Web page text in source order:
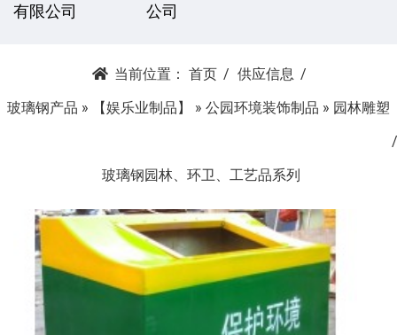
有限公司
公司
当前位置： 首页
供应信息
玻璃钢产品 » 【娱乐业制品】 » 公园环境装饰制品 » 园林雕塑
玻璃钢园林、环卫、工艺品系列